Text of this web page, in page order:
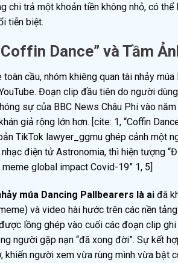
chi trả một khoản tiền không nhỏ, có
tiễn biệt.
Dance” và Tầm
cầu, nhóm khiêng quan tài nhảy
Đoạn clip đầu tiên do người
sự của BBC News Châu Phi vào
giả rộng lớn hơn. [cite: 1, “Coffin
TikTok lawyer_ggmu ghép cảnh một
điện tử Astronomia, thì hiện tượng
global impact Covid-19” 1, 5]
múa Dancing Pallbearers là ai đã
và video hài hước trên các nền
lồng ghép vào cuối các đoạn clip ghi
người gặp nạn “đã xong đời”. Sự kết
khiến người xem vừa rùng mình vừa bật